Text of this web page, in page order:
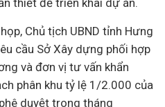
thiết để triển khai dự án.
Chủ tịch UBND tỉnh Hưng
cầu Sở Xây dựng phối hợp
và đơn vị tư vấn khẩn
phân khu tỷ lệ 1/2.000 của
duyệt trong tháng